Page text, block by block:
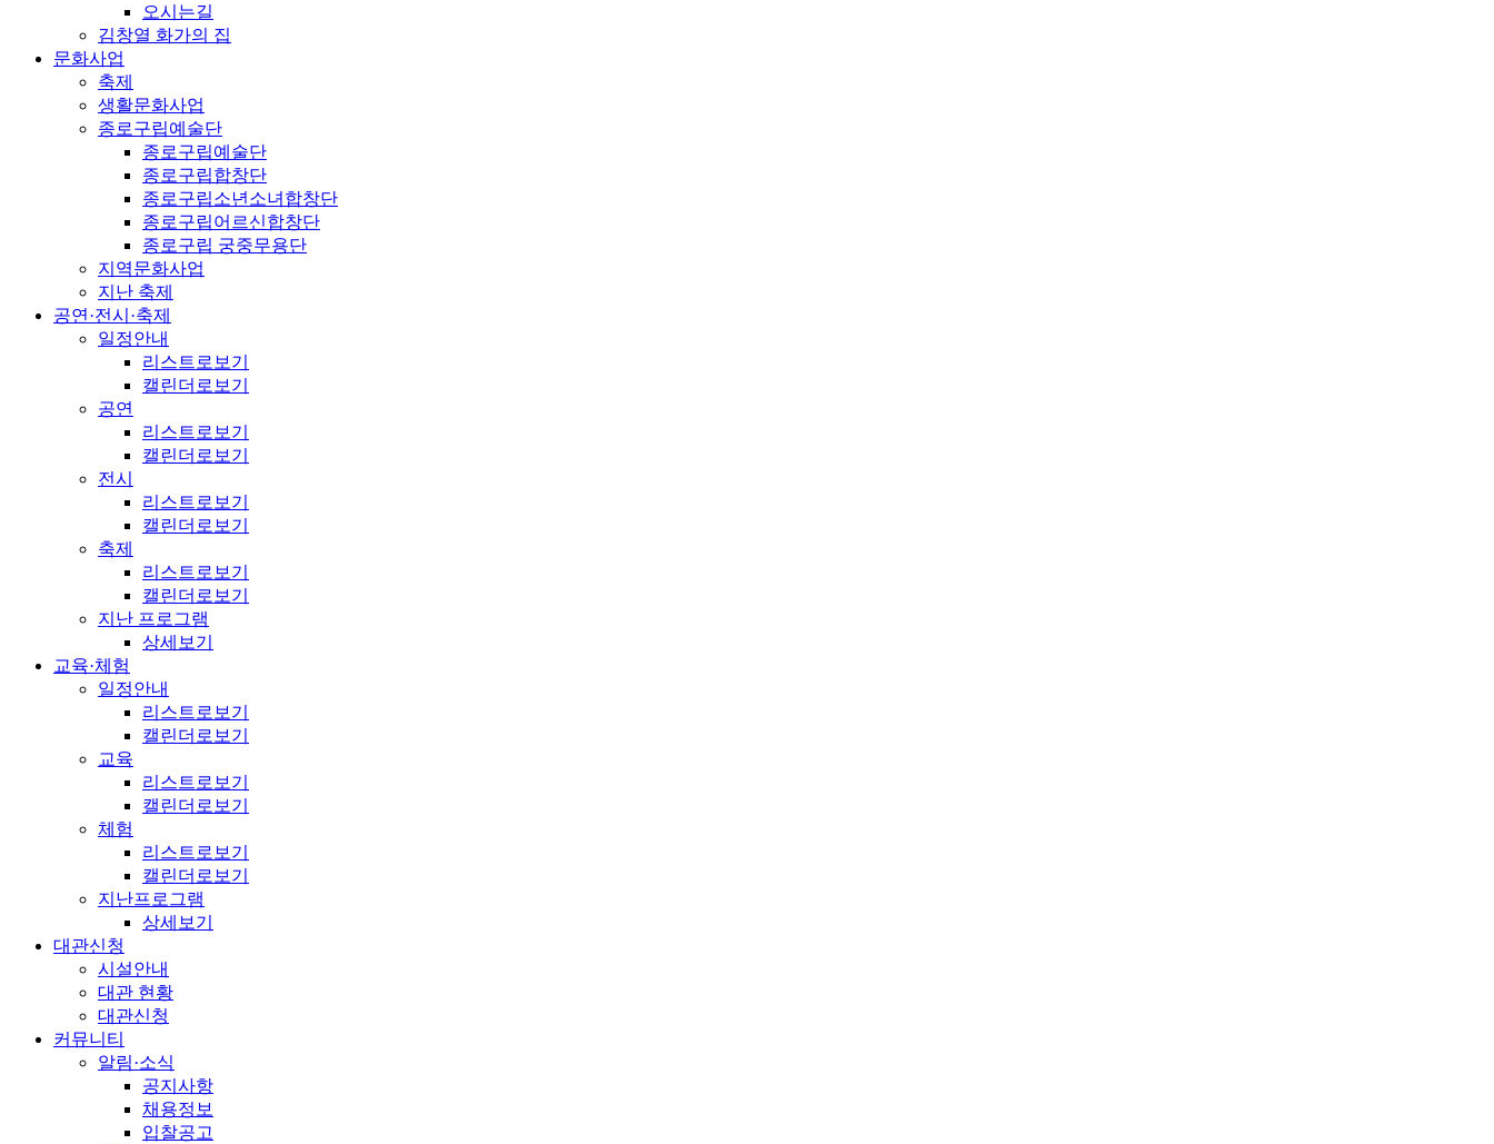
오시는길
김창열 화가의 집
문화사업
축제
생활문화사업
종로구립예술단
종로구립예술단
종로구립합창단
종로구립소년소녀합창단
종로구립어르신합창단
종로구립 궁중무용단
지역문화사업
지난 축제
공연·전시·축제
일정안내
리스트로보기
캘린더로보기
공연
리스트로보기
캘린더로보기
전시
리스트로보기
캘린더로보기
축제
리스트로보기
캘린더로보기
지난 프로그램
상세보기
교육·체험
일정안내
리스트로보기
캘린더로보기
교육
리스트로보기
캘린더로보기
체험
리스트로보기
캘린더로보기
지난프로그램
상세보기
대관신청
시설안내
대관 현황
대관신청
커뮤니티
알림·소식
공지사항
채용정보
입찰공고